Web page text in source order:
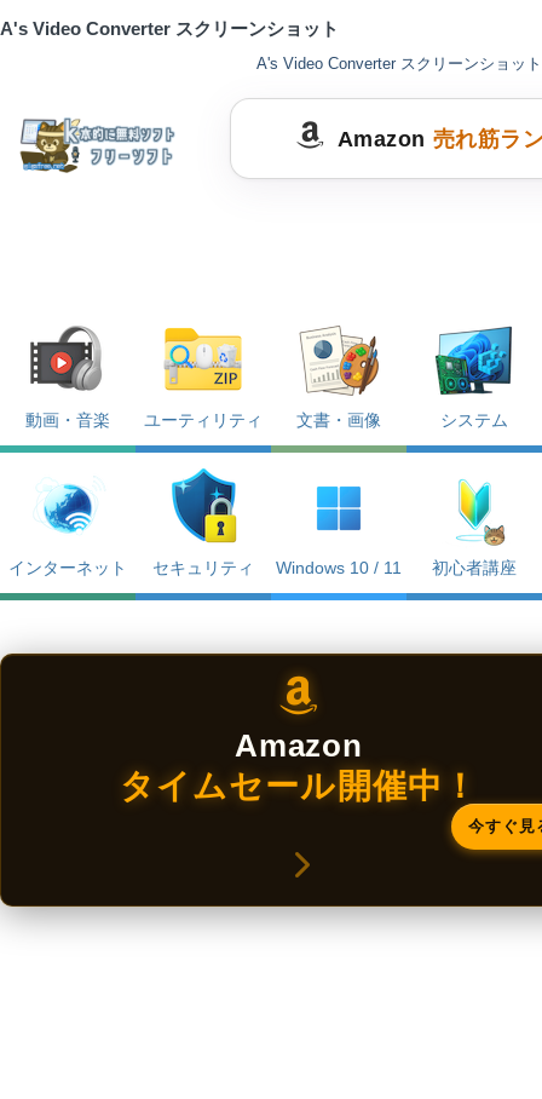
A's Video Converter スクリーンショット
A's Video Converter スクリーンショット
Amazon 売れ筋ラ
動画・音楽 ユーティリティ 文書・画像 システム
インターネット セキュリティ Windows 10 / 11 初心者講座
Amazon
タイムセール開催中！
今すぐ見